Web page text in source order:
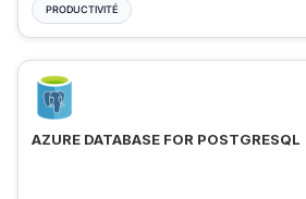
PRODUCTIVITÉ
AZURE DATABASE FOR POSTGRESQL